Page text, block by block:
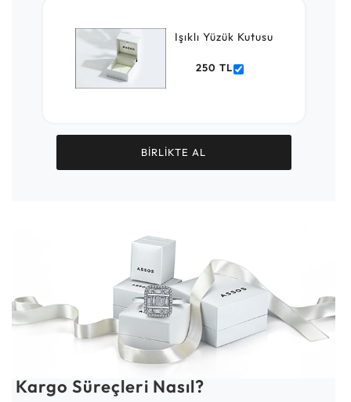
Işıklı Yüzük Kutusu
250 TL
BİRLİKTE AL
Kargo Süreçleri Nasıl?